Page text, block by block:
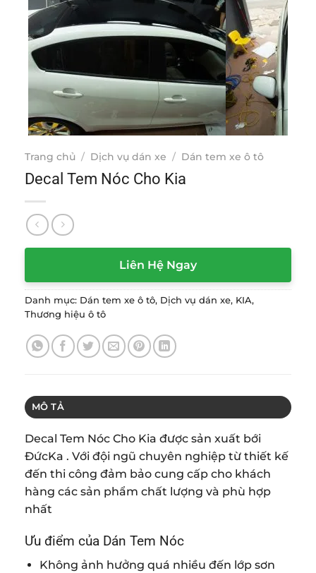
Trang chủ / Dịch vụ dán xe / Dán tem xe ô tô
Decal Tem Nóc Cho Kia
Liên Hệ Ngay
Danh mục: Dán tem xe ô tô, Dịch vụ dán xe, KIA,
Thương hiệu ô tô
MÔ TẢ
Decal Tem Nóc Cho Kia được sản xuất bới
ĐứcKa . Với đội ngũ chuyên nghiệp từ thiết kế
đến thi công đảm bảo cung cấp cho khách
hàng các sản phẩm chất lượng và phù hợp
nhất
Ưu điểm của Dán Tem Nóc
Không ảnh hưởng quá nhiều đến lớp sơn